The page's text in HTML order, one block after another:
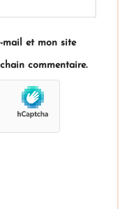
mail et mon site
commentaire.